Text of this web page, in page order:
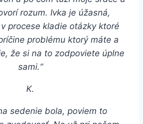
rozum. Ivka je úžasná,
procese kladie otázky ktoré
problému ktorý máte a
že si na to zodpoviete úplne
sami.“
K.
sedenie bola, poviem to